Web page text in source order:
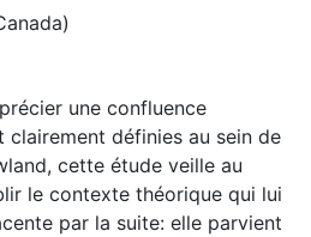
une confluence
clairement définies au sein de
cette étude veille au
le contexte théorique qui lui
par la suite: elle parvient